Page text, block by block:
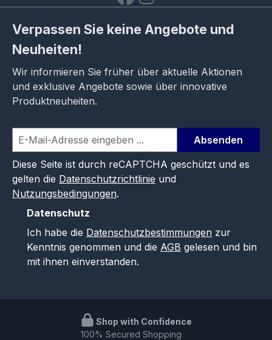
Verpassen Sie keine Angebote und
Neuheiten!
Wir informieren Sie früher über aktuelle Aktionen
und exklusive Angebote sowie über innovative
Produktneuheiten.
Absenden
Diese Seite ist durch reCAPTCHA geschützt und es
gelten die Datenschutzrichtlinie und
Nutzungsbedingungen.
Datenschutz
Ich habe die Datenschutzbestimmungen zur
Kenntnis genommen und die AGB gelesen und bin
mit ihnen einverstanden.
Shop with Confidence
100% Secured Shopping